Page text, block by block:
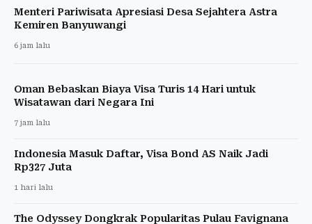
Menteri Pariwisata Apresiasi Desa Sejahtera Astra
Kemiren Banyuwangi
6 jam lalu
Oman Bebaskan Biaya Visa Turis 14 Hari untuk
Wisatawan dari Negara Ini
7 jam lalu
Indonesia Masuk Daftar, Visa Bond AS Naik Jadi
Rp327 Juta
1 hari lalu
The Odyssey Dongkrak Popularitas Pulau Favignana